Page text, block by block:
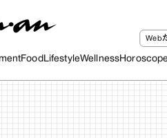
Food LifestyleWellness
Web